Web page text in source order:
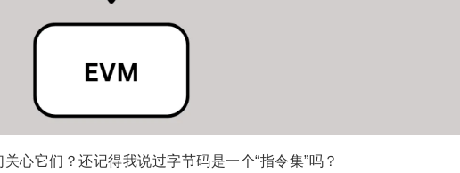
心它们？还记得我说过字节码是一个“指令集”吗？